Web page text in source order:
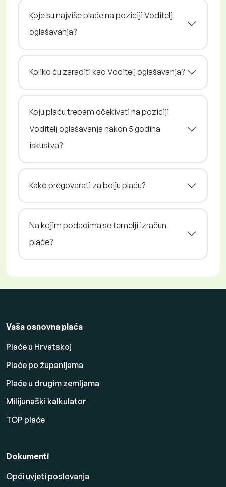
Koje su najviše plaće na poziciji Voditelj
oglašavanja?
Koliko ću zaraditi kao Voditelj oglašavanja?
Koju plaću trebam očekivati na poziciji
Voditelj oglašavanja nakon 5 godina
iskustva?
Kako pregovarati za bolju plaću?
Na kojim podacima se temelji izračun
plaće?
Vaša osnovna plaća
Plaće u Hrvatskoj
Plaće po županijama
Plaće u drugim zemljama
Milijunaški kalkulator
TOP plaće
Dokumenti
Opći uvjeti poslovanja